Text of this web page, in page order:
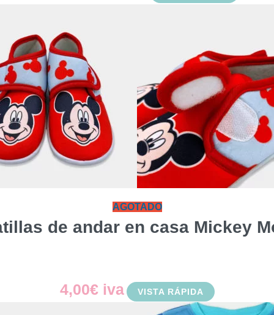
era:
15,00€. 7,00€.
AGOTADO
de andar en casa Mickey
4,00€ iva VISTA RÁPIDA